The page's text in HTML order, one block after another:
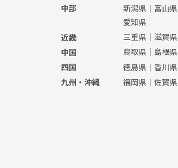
中部
新潟県 ｜ 富山県
愛知県
近畿
三重県 ｜ 滋賀県
中国
鳥取県 ｜ 島根県
四国
徳島県 ｜ 香川県
九州・沖縄
福岡県 ｜ 佐賀県